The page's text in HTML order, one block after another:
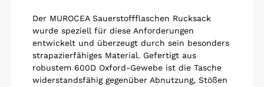
Der MUROCEA Sauerstoffflaschen Rucksack
wurde speziell für diese Anforderungen
entwickelt und überzeugt durch sein besonders
strapazierfähiges Material. Gefertigt aus
robustem 600D Oxford-Gewebe ist die Tasche
widerstandsfähig gegenüber Abnutzung, Stößen